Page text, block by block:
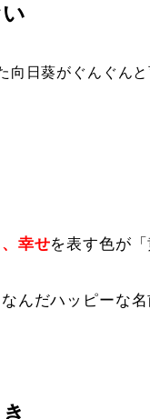
向日葵がぐんぐんと
幸せを表す色が
んだハッピーな名